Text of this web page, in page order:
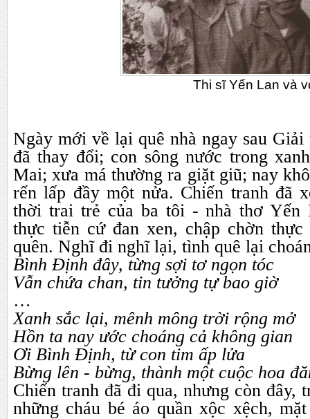
Thi sĩ Yến
Ngày mới về lại quê nhà ngay sau Giải
đã thay đổi; con sông nước trong
Mai; xưa má thường ra giặt giũ; nay
rến lấp đầy một nửa. Chiến tranh đã
thời trai trẻ của ba tôi - nhà thơ Yến
thực tiễn cứ đan xen, chập chờn
quên. Nghĩ đi nghĩ lại, tình quê lại
Bình Định đây, từng sợi tơ ngọn tóc
Vẫn chứa chan, tin tưởng tự bao giờ
…
Xanh sắc lại, mênh mông trời rộng mở
Hồn ta nay ước choáng cả không gian
Ơi Bình Định, từ con tim ấp lửa
Bừng lên - bừng, thành một cuộc hoa
Chiến tranh đã đi qua, nhưng còn đây,
những cháu bé áo quần xộc xệch,